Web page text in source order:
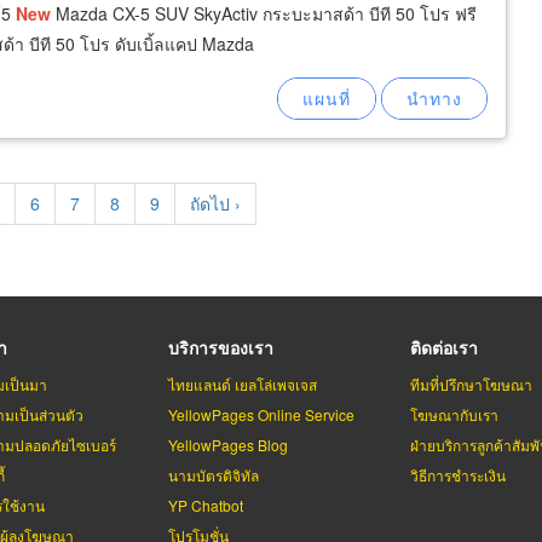
New Mazda CX-5 SUV SkyActiv กระบะมาสด้า บีที 50 โปร ฟรี
า บีที 50 โปร ดับเบิ้ลแคป Mazda
Page
6 Page
7 Page
8 Page
9
Next
page
ถัดไป ›
ป็นมา
เป็นส่วนตัว
ปลอดภัยไซเบอร์
ช้งาน
ลงโฆษณา
บริการของเรา
ไทยแลนด์ เยลโล่เพจเจส
YellowPages Online Service
YellowPages Blog
นามบัตรดิจิทัล
YP Chatbot
โปรโมชั่น
ติดต่อเรา
ทีมที่ปรึกษาโฆษณา
โฆษณากับเรา
ฝ่ายบริการลูกค้าสัม
วิธีการชำระเงิน